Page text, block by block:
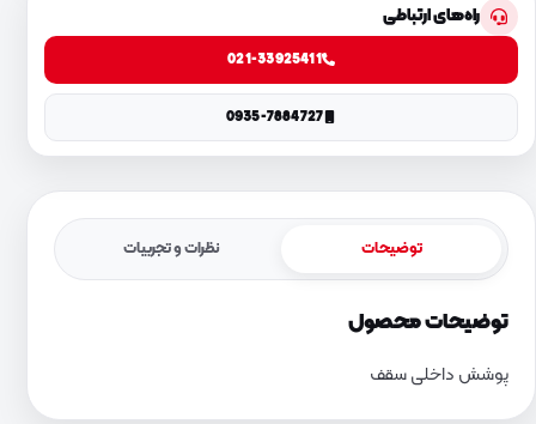
راه‌های ارتباطی
021-33925411
0935-7884727
توضیحات نظرات و تجربیات
توضیحات محصول
پوشش داخلی سقف